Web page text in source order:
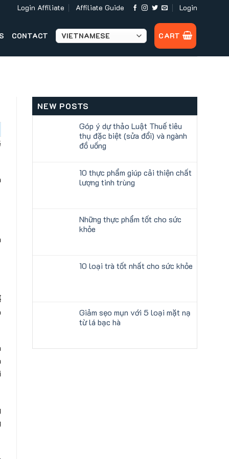
Login Affiliate Affiliate Guide Login
CONTACT CART
NEW POSTS
Góp ý dự thảo Luật Thuế tiêu
thụ đặc biệt (sửa đổi) và ngành
đồ uống
10 thực phẩm giúp cải thiện chất
lượng tinh trùng
Những thực phẩm tốt cho sức
khỏe
10 loại trà tốt nhất cho sức khỏe
Giảm sẹo mụn với 5 loại mặt nạ
từ lá bạc hà